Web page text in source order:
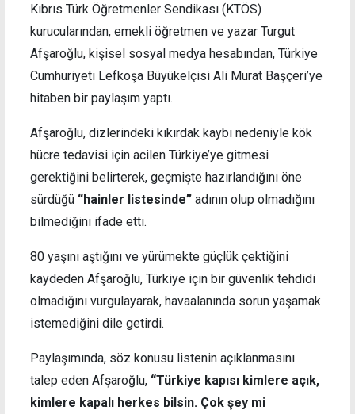
Kıbrıs Türk Öğretmenler Sendikası (KTÖS)
kurucularından, emekli öğretmen ve yazar Turgut
Afşaroğlu, kişisel sosyal medya hesabından, Türkiye
Cumhuriyeti Lefkoşa Büyükelçisi Ali Murat Başçeri’ye
hitaben bir paylaşım yaptı.
Afşaroğlu, dizlerindeki kıkırdak kaybı nedeniyle kök
hücre tedavisi için acilen Türkiye’ye gitmesi
gerektiğini belirterek, geçmişte hazırlandığını öne
sürdüğü “hainler listesinde” adının olup olmadığını
bilmediğini ifade etti.
80 yaşını aştığını ve yürümekte güçlük çektiğini
kaydeden Afşaroğlu, Türkiye için bir güvenlik tehdidi
olmadığını vurgulayarak, havaalanında sorun yaşamak
istemediğini dile getirdi.
Paylaşımında, söz konusu listenin açıklanmasını
talep eden Afşaroğlu, “Türkiye kapısı kimlere açık,
kimlere kapalı herkes bilsin. Çok şey mi